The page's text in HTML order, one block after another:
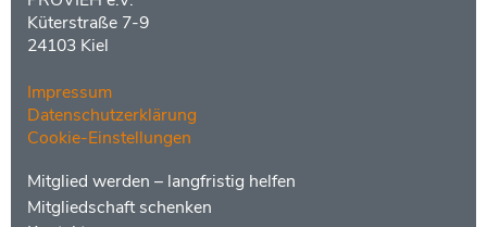
Küterstraße 7-9
24103 Kiel
Impressum
Datenschutzerklärung
Cookie-Einstellungen
Menüs
Footer
2
Mitglied werden – langfristig helfen
Mitgliedschaft schenken